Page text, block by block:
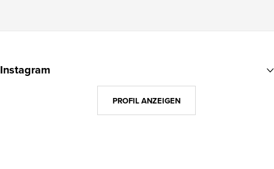
uInstagram
PROFIL ANZEIGEN